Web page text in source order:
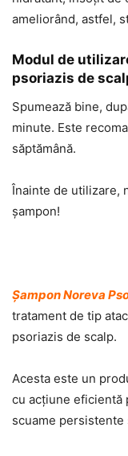
ameliorând, astfel,
Modul de
psoriazis de
Spumează bine,
minute. Este
săptămână.
Înainte de utilizare,
şampon!
Şampon Noreva
tratament de tip
psoriazis de scalp.
Acesta este un
cu acţiune eficientă
scuame